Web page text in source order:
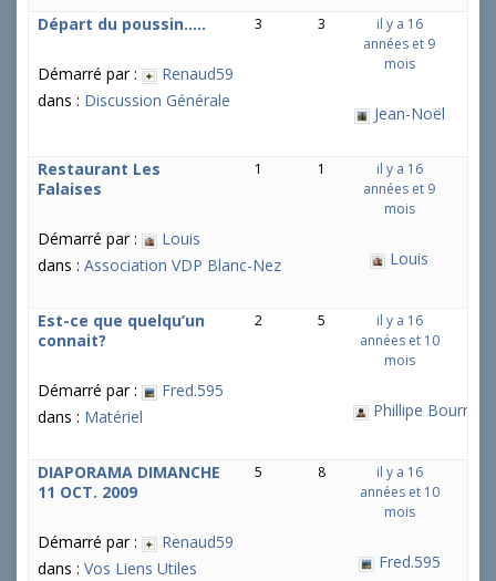
Départ du poussin…..
Démarré par :
Renaud59
dans : Discussion Générale
3 3
il y a 16
années et 9
mois
Jean-Noël
Restaurant Les
Falaises
Démarré par :
Louis
dans : Association VDP Blanc-Nez
1 1
il y a 16
années et 9
mois
Louis
Est-ce que quelqu’un
connait?
Démarré par :
Fred.595
dans : Matériel
2 5
il y a 16
années et 10
mois
Phillipe Bourrier
DIAPORAMA DIMANCHE
11 OCT. 2009
Démarré par :
Renaud59
dans : Vos Liens Utiles
5 8
il y a 16
années et 10
mois
Fred.595